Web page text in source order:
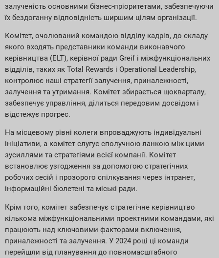
залученість основними бізнес-пріоритетами, забезпечуючи
їх бездоганну відповідність ширшим цілям організації.
Комітет, очолюваний командою відділу кадрів, до складу
якого входять представники команди виконавчого
керівництва (ELT), керівної ради Greif і міжфункціональних
відділів, таких як Total Rewards і Operational Leadership,
контролює наші стратегії залучення, приналежності,
залучення та утримання. Комітет збирається щокварталу,
забезпечує управління, ділиться передовим досвідом і
відстежує прогрес.
На місцевому рівні колеги впроваджують індивідуальні
ініціативи, а комітет слугує сполучною ланкою між цими
зусиллями та стратегіями всієї компанії. Комітет
встановлює узгодження за допомогою стратегічних
робочих сесій і прозорого спілкування через інтранет,
інформаційні бюлетені та міські ради.
Крім того, комітет забезпечує стратегічне керівництво
кількома міжфункціональними проектними командами, які
працюють над ключовими факторами включення,
приналежності та залучення. У 2024 році ці команди
перейшли від планування до повномасштабного